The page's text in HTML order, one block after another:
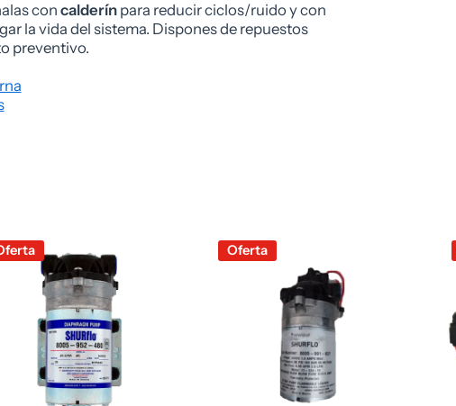
con calderínpara reducir ciclos/ruido y con
la vida del sistema. Dispones de repuestos
preventivo.
Oferta